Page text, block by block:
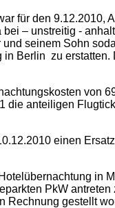
für den 9.12.2010,
– unstreitig -
seinem Sohn
in Berlin zu erstatten.
von
die anteiligen
einen
in
PkW antreten
Rechnung gestellt